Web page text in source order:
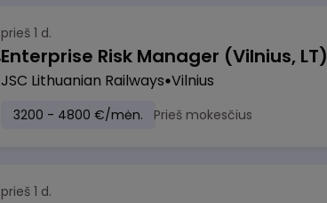
prieš 1 d.
Enterprise Risk Manager (Vilnius, LT)
JSC Lithuanian Railways Vilnius
3200 - 4800 €/mėn. Prieš mokesčius
prieš 1 d.